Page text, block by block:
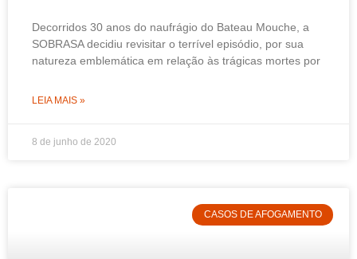
Decorridos 30 anos do naufrágio do Bateau Mouche, a
SOBRASA decidiu revisitar o terrível episódio, por sua
natureza emblemática em relação às trágicas mortes por
LEIA MAIS »
8 de junho de 2020
CASOS DE AFOGAMENTO